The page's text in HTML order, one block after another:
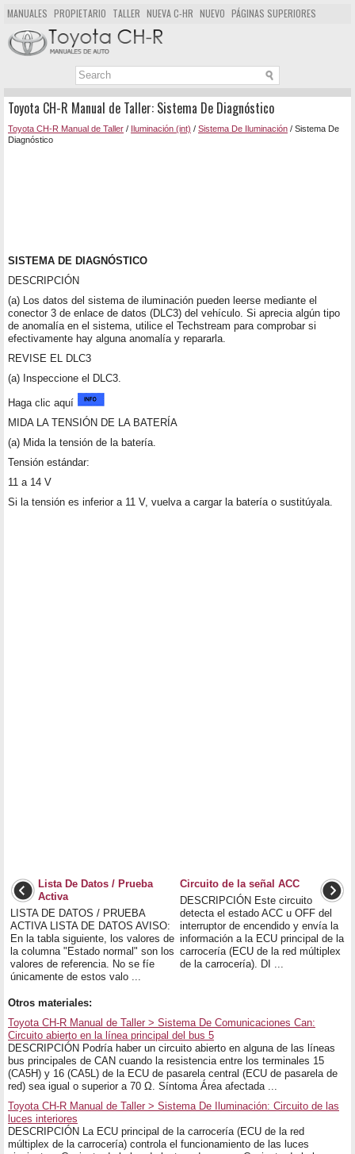
MANUALES PROPIETARIO TALLER NUEVA C-HR NUEVO PÁGINAS SUPERIORES
MAPA DEL SITIO
BUSCAR
Toyota CH-R Manual de Taller: Sistema De Diagnóstico
Toyota CH-R Manual de Taller / Iluminación (int) / Sistema De Iluminación / Sistema De
Diagnóstico
SISTEMA DE DIAGNÓSTICO
DESCRIPCIÓN
(a) Los datos del sistema de iluminación pueden leerse mediante el
conector 3 de enlace de datos (DLC3) del vehículo. Si aprecia algún tipo
de anomalía en el sistema, utilice el Techstream para comprobar si
efectivamente hay alguna anomalía y repararla.
REVISE EL DLC3
(a) Inspeccione el DLC3.
Haga clic aquí
MIDA LA TENSIÓN DE LA BATERÍA
(a) Mida la tensión de la batería.
Tensión estándar:
11 a 14 V
Si la tensión es inferior a 11 V, vuelva a cargar la batería o sustitúyala.
Lista De Datos / Prueba
Activa
LISTA DE DATOS / PRUEBA
ACTIVA LISTA DE DATOS AVISO:
En la tabla siguiente, los valores de
la columna "Estado normal" son los
valores de referencia. No se fíe
únicamente de estos valo ...
Circuito de la señal ACC
DESCRIPCIÓN Este circuito
detecta el estado ACC u OFF del
interruptor de encendido y envía la
información a la ECU principal de la
carrocería (ECU de la red múltiplex
de la carrocería). DI ...
Otros materiales:
Toyota CH-R Manual de Taller > Sistema De Comunicaciones Can:
Circuito abierto en la línea principal del bus 5
DESCRIPCIÓN Podría haber un circuito abierto en alguna de las líneas
bus principales de CAN cuando la resistencia entre los terminales 15
(CA5H) y 16 (CA5L) de la ECU de pasarela central (ECU de pasarela de
red) sea igual o superior a 70 Ω. Síntoma Área afectada ...
Toyota CH-R Manual de Taller > Sistema De Iluminación: Circuito de las
luces interiores
DESCRIPCIÓN La ECU principal de la carrocería (ECU de la red
múltiplex de la carrocería) controla el funcionamiento de las luces